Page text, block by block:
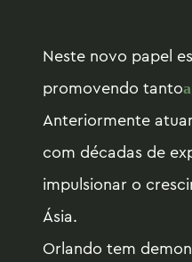
Neste novo papel
promovendo tanto
Anteriormente
com décadas de
impulsionar o
Ásia.
Orlando tem